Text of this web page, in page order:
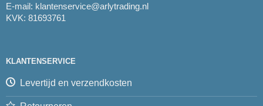
E-mail: klantenservice@arlytrading.nl
KVK: 81693761
KLANTENSERVICE
Levertijd en verzendkosten